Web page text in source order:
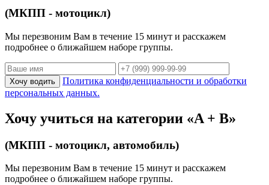
(МКПП - мотоцикл)
Мы перезвоним Вам в течение 15 минут и расскажем
подробнее о ближайшем наборе группы.
Хочу водить
Политика конфиденциальности и обработки
персональных данных.
Хочу учиться на категории «A + B»
(МКПП - мотоцикл, автомобиль)
Мы перезвоним Вам в течение 15 минут и расскажем
подробнее о ближайшем наборе группы.